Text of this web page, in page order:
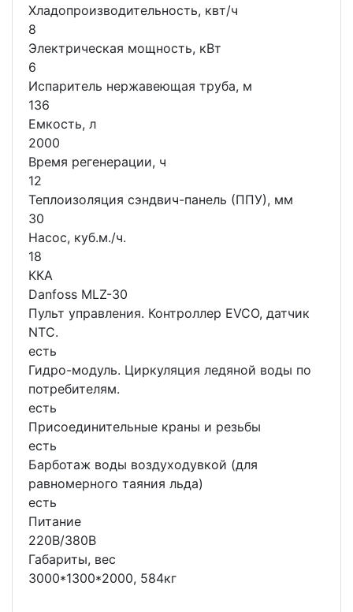
Хладопроизводительность, квт/ч
8
Электрическая мощность, кВт
6
Испаритель нержавеющая труба, м
136
Емкость, л
2000
Время регенерации, ч
12
Теплоизоляция сэндвич-панель (ППУ), мм
30
Насос, куб.м./ч.
18
ККА
Danfoss MLZ-30
Пульт управления. Контроллер EVCO, датчик
NTC.
есть
Гидро-модуль. Циркуляция ледяной воды по
потребителям.
есть
Присоединительные краны и резьбы
есть
Барботаж воды воздуходувкой (для
равномерного таяния льда)
есть
Питание
220В/380В
Габариты, вес
3000*1300*2000, 584кг